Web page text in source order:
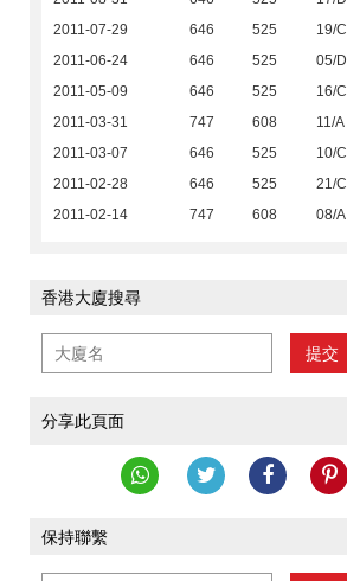
2011-07-29
646 525 19/C
2011-06-24
646 525 05/D
2011-05-09
646 525 16/C
2011-03-31
747 608 11/A
2011-03-07
646 525 10/C
2011-02-28
646 525 21/C
2011-02-14
747 608 08/A
香港大廈搜尋
提交
分享此頁面
保持聯繫